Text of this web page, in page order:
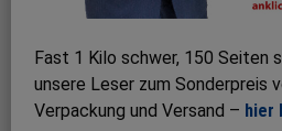
Fast 1 Kilo schwer, 150 Seiten
unsere Leser zum Sonderpreis
Verpackung und Versand – hier